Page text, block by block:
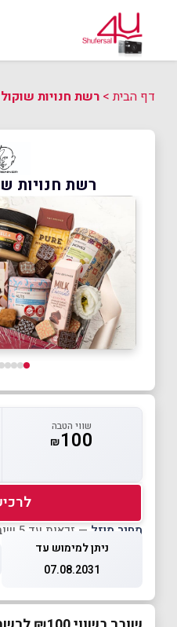
דף הבית> רשת חנויות
רשת חנויות
שווי הטבה
₪100
מחיר מוזל — זכאות עד 5 שוברים לחודש קלנדרי
ניתן למימוש עד
07.08.2031